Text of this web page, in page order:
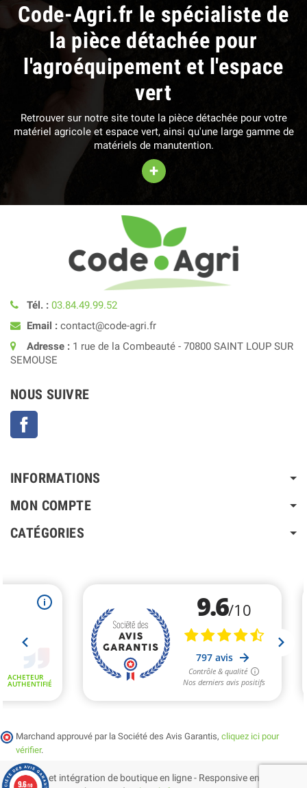
Code-Agri.fr le spécialiste de
la pièce détachée pour
l'agroéquipement et l'espace
vert
Retrouver sur notre site toute la pièce détachée pour votre
matériel agricole et espace vert, ainsi qu'une large gamme de
matériels de manutention.
+
Tél. : 03.84.49.99.52
Email : contact@code-agri.fr
Adresse : 1 rue de la Combeauté - 70800 SAINT LOUP SUR
SEMOUSE
NOUS SUIVRE
INFORMATIONS
MON COMPTE
CATÉGORIES
Marchand approuvé par la Société des Avis Garantis, cliquez ici pour
vérifier.
Création et intégration de boutique en ligne - Responsive en
9.6/10